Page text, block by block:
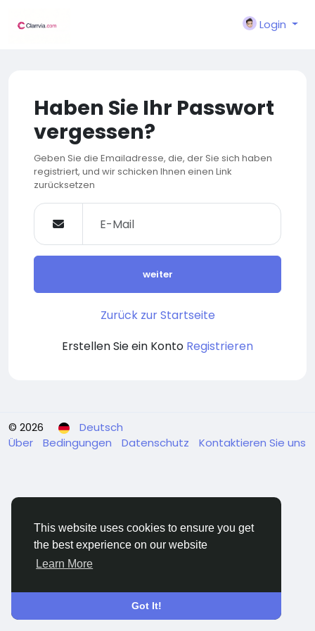
This website uses cookies to ensure you get
the best experience on our website
Learn More
Got It!
Login
Haben Sie Ihr Passwort
vergessen?
Geben Sie die Emailadresse, die, der Sie sich haben
registriert, und wir schicken Ihnen einen Link
zurücksetzen
weiter
Zurück zur Startseite
Erstellen Sie ein Konto Registrieren
© 2026
Deutsch
Über
Bedingungen Datenschutz Kontaktieren Sie uns